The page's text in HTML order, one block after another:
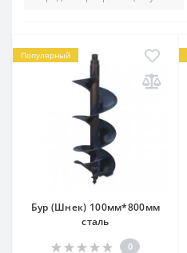
Популярный
Бур (Шнек) 100мм*800мм
сталь
0